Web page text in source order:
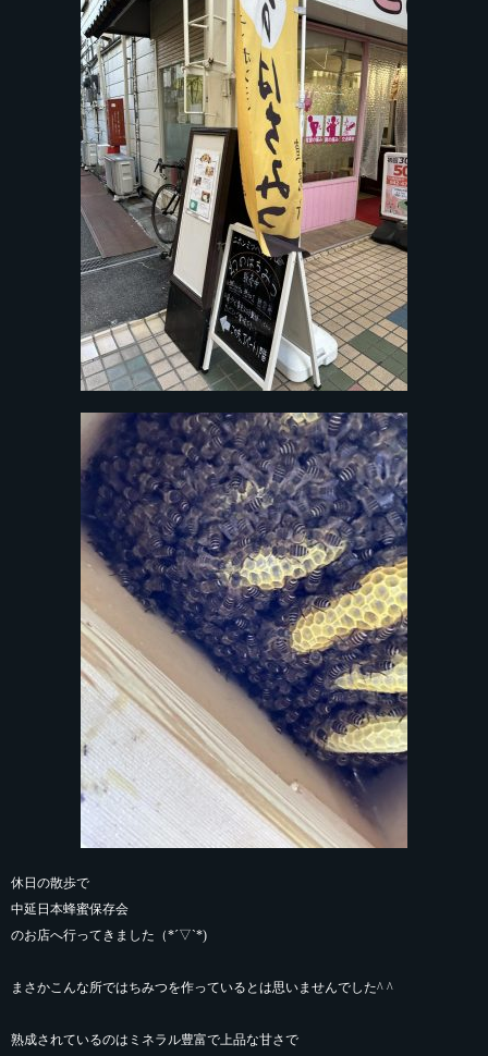
休日の散歩で
中延日本蜂蜜保存会
のお店へ行ってきました（*´▽`*)
まさかこんな所ではちみつを作っているとは思いませんでした^ ^
熟成されているのはミネラル豊富で上品な甘さで